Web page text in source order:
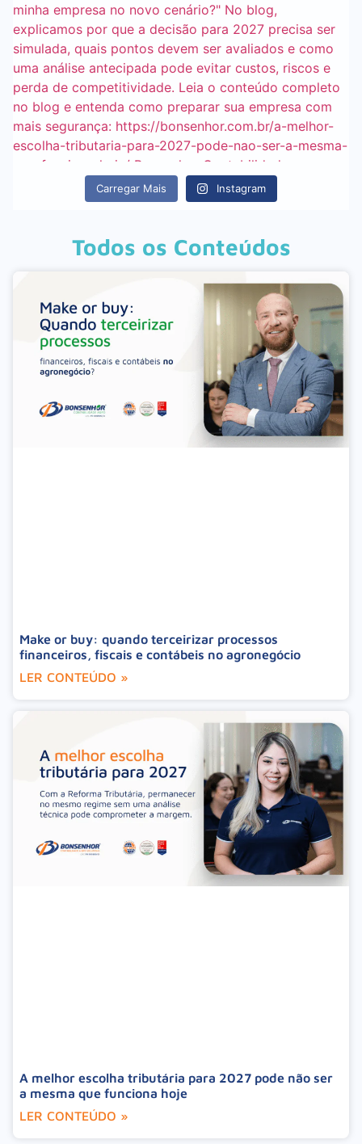
Carregar Mais Instagram
Todos os Conteúdos
Make or buy: quando terceirizar processos
financeiros, fiscais e contábeis no agronegócio
LER CONTEÚDO »
A melhor escolha tributária para 2027 pode não ser
a mesma que funciona hoje
LER CONTEÚDO »